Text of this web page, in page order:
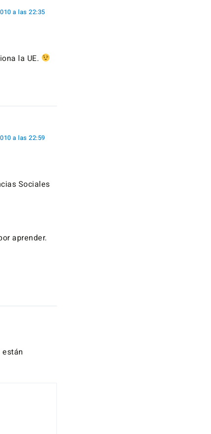
a las 22:35
la UE.
a las 22:59
Sociales
aprender.